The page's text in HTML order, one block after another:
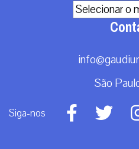
Arquivos
São
Siga-nos